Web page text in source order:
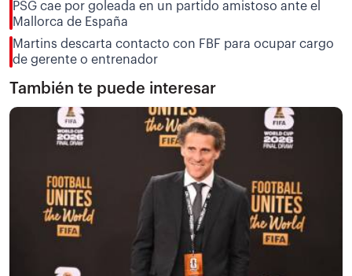
PSG cae por goleada en un partido amistoso ante el
Mallorca de España
Martins descarta contacto con FBF para ocupar cargo
de gerente o entrenador
También te puede interesar